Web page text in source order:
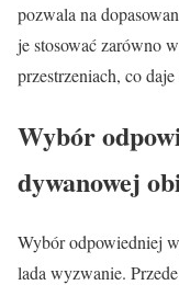
pozwala na
je stosować zarówno
przestrzeniach, co
Wybór
dywanowej
Wybór odpowiedniej
lada wyzwanie.